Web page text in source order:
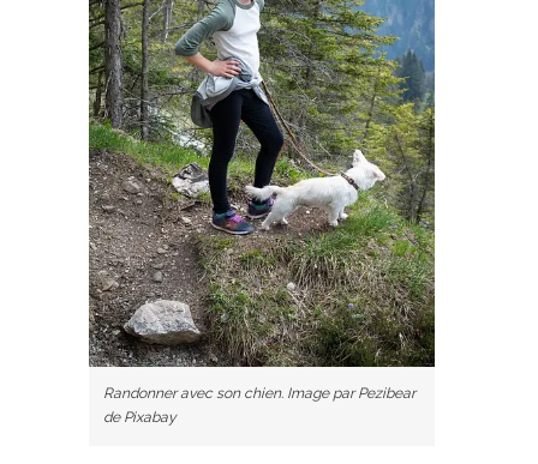
Randonner avec son chien. Image par Pezibear
de Pixabay